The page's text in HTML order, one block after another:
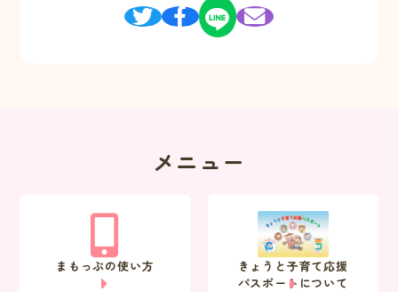
メニュー
まもっぷの使い方
きょうと子育て応援
パスポートについて